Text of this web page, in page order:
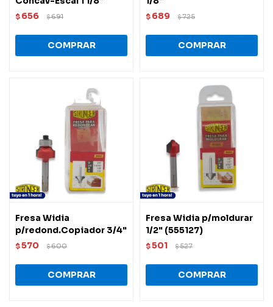
$ 656 $691 $ 689 $725
Fresa Widia
p/redond.Copiador 3/4"
$570 $600
Fresa Widia p/moldurar
1/2" (555127)
$501 $527